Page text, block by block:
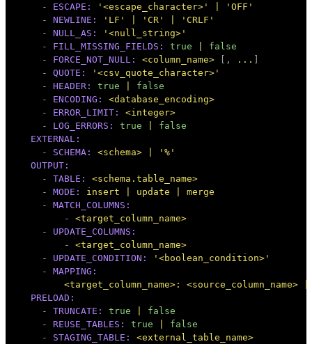
-
ESCAPE: '<escape_character>'
'OFF'
-
NEWLINE: 'LF' 'CR'
'CRLF'
-
NULL_AS:
'<null_string>'
-
FILL_MISSING_FIELDS: true
false
-
FORCE_NOT_NULL: <column_name> [, ...
-
QUOTE:
'<csv_quote_character>'
-
HEADER: true
false
-
ENCODING:
<database_encoding>
-
ERROR_LIMIT:
<integer>
-
LOG_ERRORS: true
false
EXTERNAL:
-
SCHEMA: <schema>
'%'
OUTPUT:
-
TABLE:
<schema.table_name>
-
MODE: insert update
merge
-
MATCH_COLUMNS:
-
<target_column_name>
-
UPDATE_COLUMNS:
-
<target_column_name>
-
UPDATE_CONDITION:
'<boolean_condition>'
-
MAPPING:
<target_column_name>:
<source_column_name>
PRELOAD:
-
TRUNCATE: true
false
-
REUSE_TABLES: true
false
-
STAGING_TABLE:
<external_table_name>